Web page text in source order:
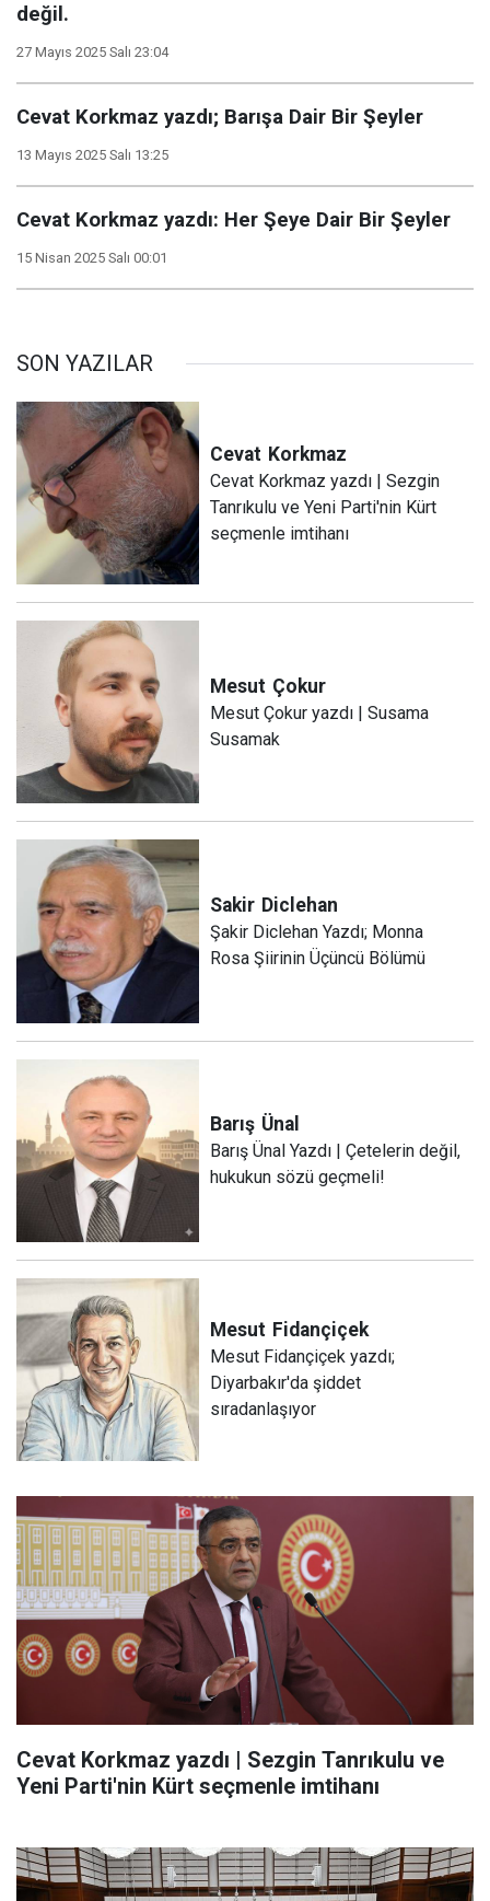
değil.
27 Mayıs 2025 Salı 23:04
Cevat Korkmaz yazdı; Barışa Dair Bir Şeyler
13 Mayıs 2025 Salı 13:25
Cevat Korkmaz yazdı: Her Şeye Dair Bir Şeyler
15 Nisan 2025 Salı 00:01
SON YAZILAR
Cevat Korkmaz
Cevat Korkmaz yazdı | Sezgin
Tanrıkulu ve Yeni Parti'nin Kürt
seçmenle imtihanı
Mesut Çokur
Mesut Çokur yazdı | Susama
Susamak
Sakir Diclehan
Şakir Diclehan Yazdı; Monna
Rosa Şiirinin Üçüncü Bölümü
Barış Ünal
Barış Ünal Yazdı | Çetelerin değil,
hukukun sözü geçmeli!
Mesut Fidançiçek
Mesut Fidançiçek yazdı;
Diyarbakır'da şiddet
sıradanlaşıyor
Cevat Korkmaz yazdı | Sezgin Tanrıkulu ve
Yeni Parti'nin Kürt seçmenle imtihanı